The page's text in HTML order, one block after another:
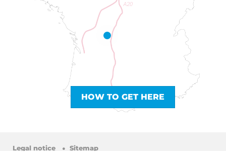
HOW TO GET HERE
Legal notice Sitemap